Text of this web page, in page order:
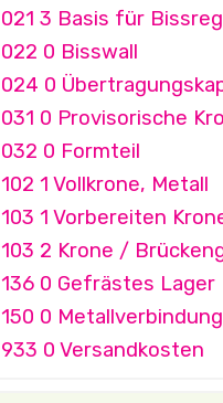
021 3 Basis für
022 0 Bisswall
024 0
031 0 Provisorische
032 0 Formteil
102 1 Vollkrone, Metall
103 1 Vorbereiten
103 2 Krone /
136 0 Gefrästes Lager
150 0
933 0 Versandkosten